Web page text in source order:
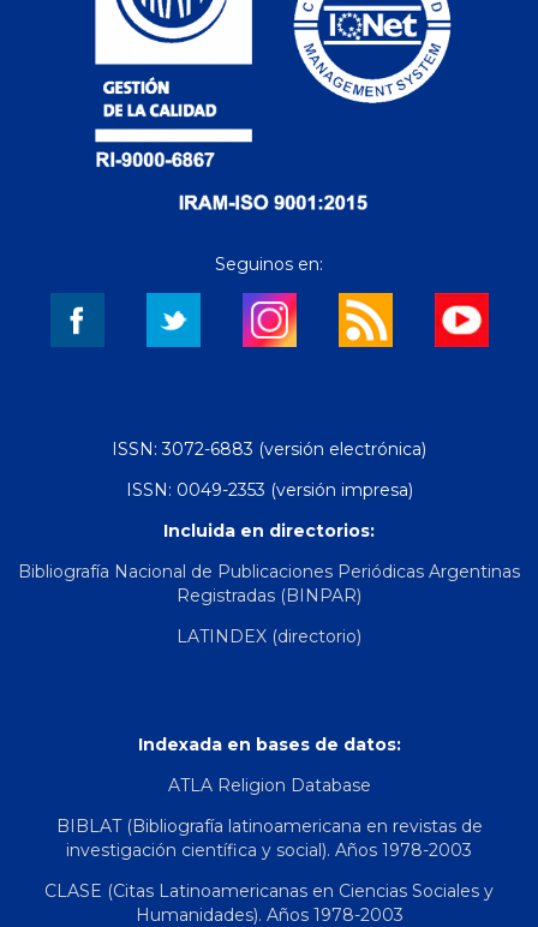
Seguinos en:
ISSN: 3072-6883 (versión electrónica)
ISSN: 0049-2353 (versión impresa)
Incluida en directorios:
Bibliografía Nacional de Publicaciones Periódicas Argentinas
Registradas (BINPAR)
LATINDEX (directorio)
Indexada en bases de datos:
ATLA Religion Database
BIBLAT (Bibliografía latinoamericana en revistas de
investigación científica y social). Años 1978-2003
CLASE (Citas Latinoamericanas en Ciencias Sociales y
Humanidades). Años 1978-2003